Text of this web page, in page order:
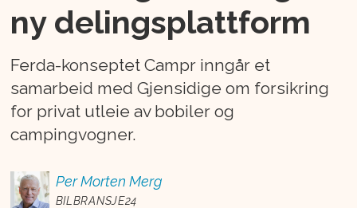
ny delingsplattform
Ferda-konseptet Campr inngår et
samarbeid med Gjensidige om forsikring
for privat utleie av bobiler og
campingvogner.
Per Morten Merg
BILBRANSJE24